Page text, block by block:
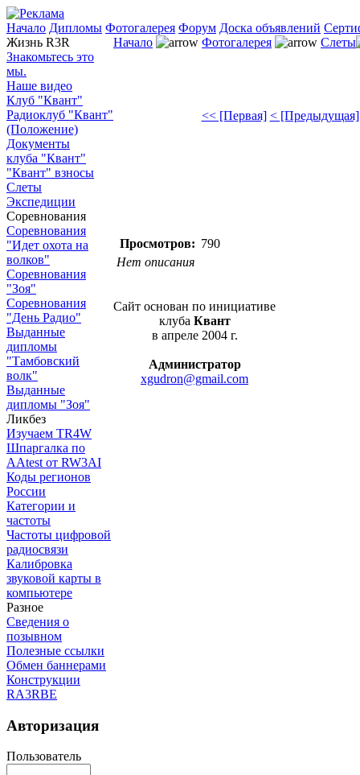
Начало Дипломы Фотогалерея Форум Доска объявлений
Жизнь R3R
Знакомьтесь это
мы.
Наше видео
Клуб "Квант"
Радиоклуб "Квант"
(Положение)
Документы
клуба "Квант"
"Квант" взносы
Слеты
Экспедиции
Соревнования
Соревнования
"Идет охота на
волков"
Соревнования
"Зоя"
Соревнования
"День Радио"
Выданные
дипломы
"Тамбовский
волк"
Выданные
дипломы "Зоя"
Ликбез
Изучаем TR4W
Шпаргалка по
AAtest от RW3AI
Коды регионов
России
Категории и
частоты
Частоты цифровой
радиосвязи
Калибровка
звуковой карты в
компьютере
Разное
Сведения о
позывном
Полезные ссылки
Обмен баннерами
Конструкции
RA3RBE
Авторизация
Пользователь
Начало Фотогалерея Слеты
<< [Первая] < [Предыдущая]
Просмотров: 790
Нет описания
Сайт основан по инициативе
клуба Квант
в апреле 2004 г.
Администратор
xgudron@gmail.com